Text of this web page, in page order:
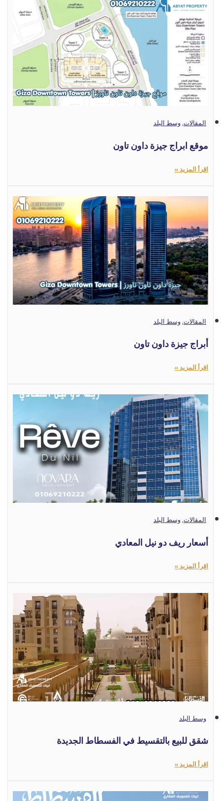
المقالات,وسط البلد
موقع ابراج جيزة داون تاون
اقرأ المزيد »
المقالات,وسط البلد
أبراج جيزة داون تاون
اقرأ المزيد »
المقالات,وسط البلد
أسعار ريف دو نيل المعادي
اقرأ المزيد »
وسط البلد
شقق للبيع بالتقسيط في الفسطاط الجديدة
اقرأ المزيد »